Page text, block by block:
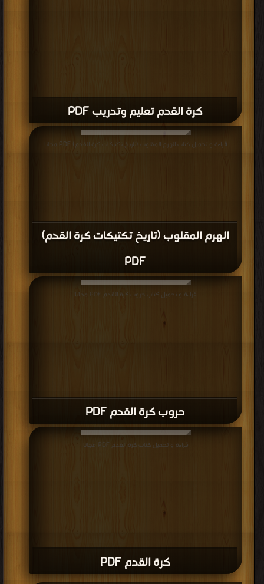
كرة القدم تعليم وتدريب PDF
الهرم المقلوب (تاريخ تكتيكات كرة القدم)
PDF
قراءة و تحميل كتاب الهرم المقلوب (تاريخ تكتيكات كرة القدم) PDF مجانا
حروب كرة القدم PDF
قراءة و تحميل كتاب حروب كرة القدم PDF مجانا
كرة القدم PDF
قراءة و تحميل كتاب كرة القدم PDF مجانا